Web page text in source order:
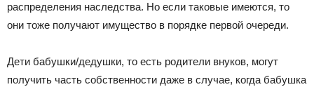
распределения наследства. Но если таковые имеются, то
они тоже получают имущество в порядке первой очереди.
Дети бабушки/дедушки, то есть родители внуков, могут
получить часть собственности даже в случае, когда бабушка